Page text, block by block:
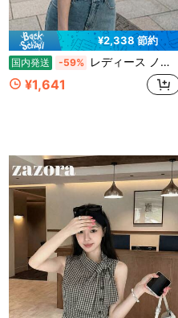
¥2,338 節約
国内発送 -59% レディース ノースリーブ トップス タンクトップ キャミソール インナー ビスチェ シャーリング ギャザー スクエアネック チュール シアー ストレッチ タイト フィット 无地 着痩せ 華奢見え スタイルアップ デコルテ美人 骨格ウェーブ 骨格ストレート 体型カバー デート 女子会 カフェ巡り 旅行 リゾート パーティー セクシー 大人可愛い きれいめ フェミニン あざと可愛い 韓国ファッション ギャル クラブ 重ね着 レイヤード 春夏 ベージュ アイボリー
¥1,641